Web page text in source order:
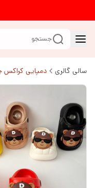
جستجو
سالی گالری دمپایی کراکس